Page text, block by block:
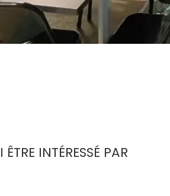
INTÉRESSÉ PAR